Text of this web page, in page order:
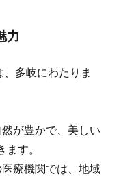
力
多岐にわたりま
が豊かで、美しい
す。
療機関では、地域